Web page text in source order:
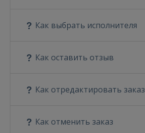
Как выбрать исполнителя
Как оставить отзыв
Как отредактировать заказ
Как отменить заказ